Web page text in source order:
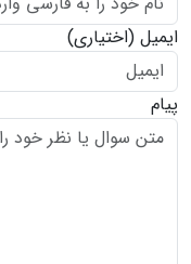
ایمیل (اختیاری)
پیام